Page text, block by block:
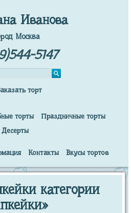
Иванова
Москва
5147
торт
торты
Праздничные торты
Десерты
Контакты Вкусы тортов
категории